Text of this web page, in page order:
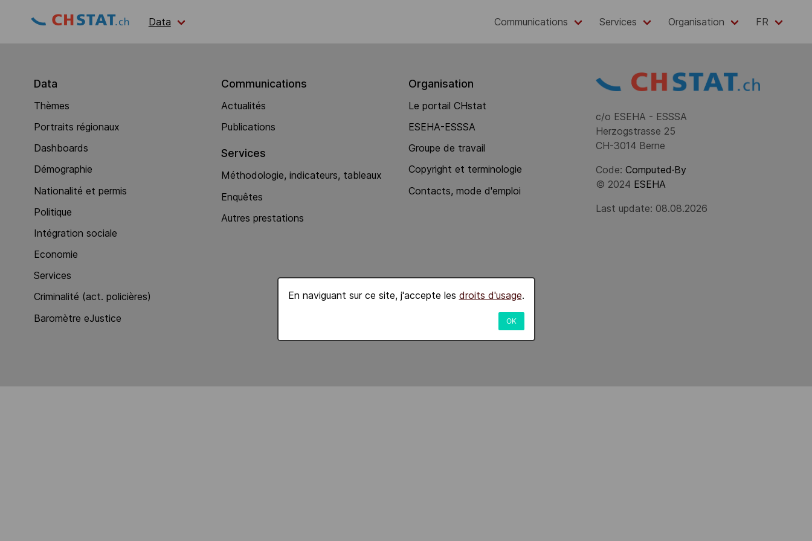
Data Communications Services Organisation FR
En naviguant sur ce site, j'accepte les droits d'usage.
OK
Data
Thèmes
Portraits régionaux
Dashboards
Démographie
Nationalité et permis
Politique
Intégration sociale
Economie
Services
Criminalité (act. policières)
Baromètre eJustice
Communications
Actualités
Publications
Services
Méthodologie, indicateurs, tableaux
Enquêtes
Autres prestations
Organisation
Le portail CHstat
ESEHA-ESSSA
Groupe de travail
Copyright et terminologie
Contacts, mode d'emploi
c/o ESEHA - ESSSA
Herzogstrasse 25
CH-3014 Berne
Code: Computed·By
© 2024 ESEHA
Last update: 08.08.2026